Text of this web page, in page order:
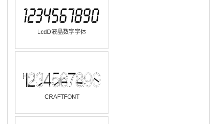
LcdD液晶数字字体
CRAFTFONT